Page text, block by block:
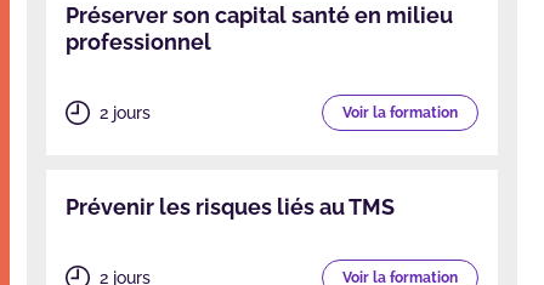
Préserver son capital santé en milieu
professionnel
2 jours Voir la formation
Prévenir les risques liés au TMS
2 jours Voir la formation